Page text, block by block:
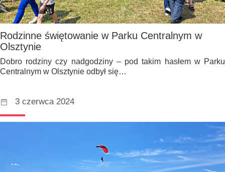
Rodzinne świętowanie w Parku Centralnym w
Olsztynie
Dobro rodziny czy nadgodziny – pod takim hasłem w Parku
Centralnym w Olsztynie odbył się…
3 czerwca 2024